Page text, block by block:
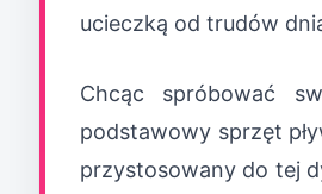
ucieczką od trudów
Chcąc spróbować
podstawowy sprzęt
przystosowany do tej